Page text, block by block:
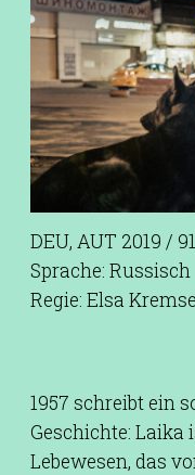
DEU, AUT 2019 /
Sprache: Russisch
Regie: Elsa
1957 schreibt ein
Geschichte: Laika
Lebewesen, das